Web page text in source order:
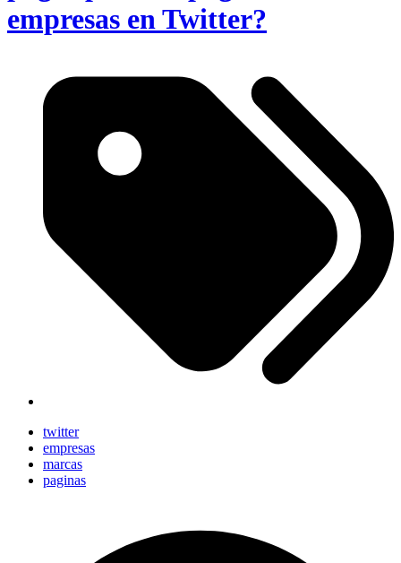
empresas en Twitter?
twitter
empresas
marcas
paginas